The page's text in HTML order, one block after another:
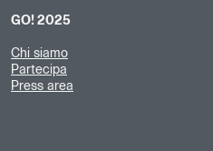
GO! 2025
Chi siamo
Partecipa
Press area